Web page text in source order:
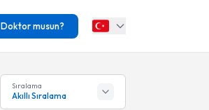
Doktor musun?
Sıralama
Akıllı Sıralama